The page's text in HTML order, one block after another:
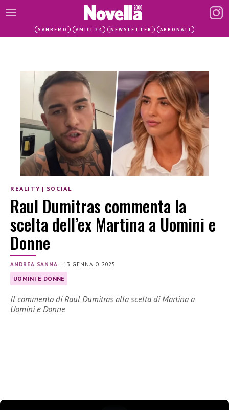
SANREMO AMICI 24 NEWSLETTER ABBONATI
REALITY | SOCIAL
Raul Dumitras commenta la
scelta dell’ex Martina a Uomini e
Donne
ANDREA SANNA | 13 GENNAIO 2025
UOMINI E DONNE
Il commento di Raul Dumitras alla scelta di Martina a
Uomini e Donne